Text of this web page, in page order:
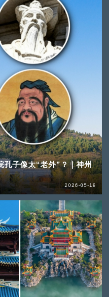
孔子像太“老外”？｜神州
2026-05-19